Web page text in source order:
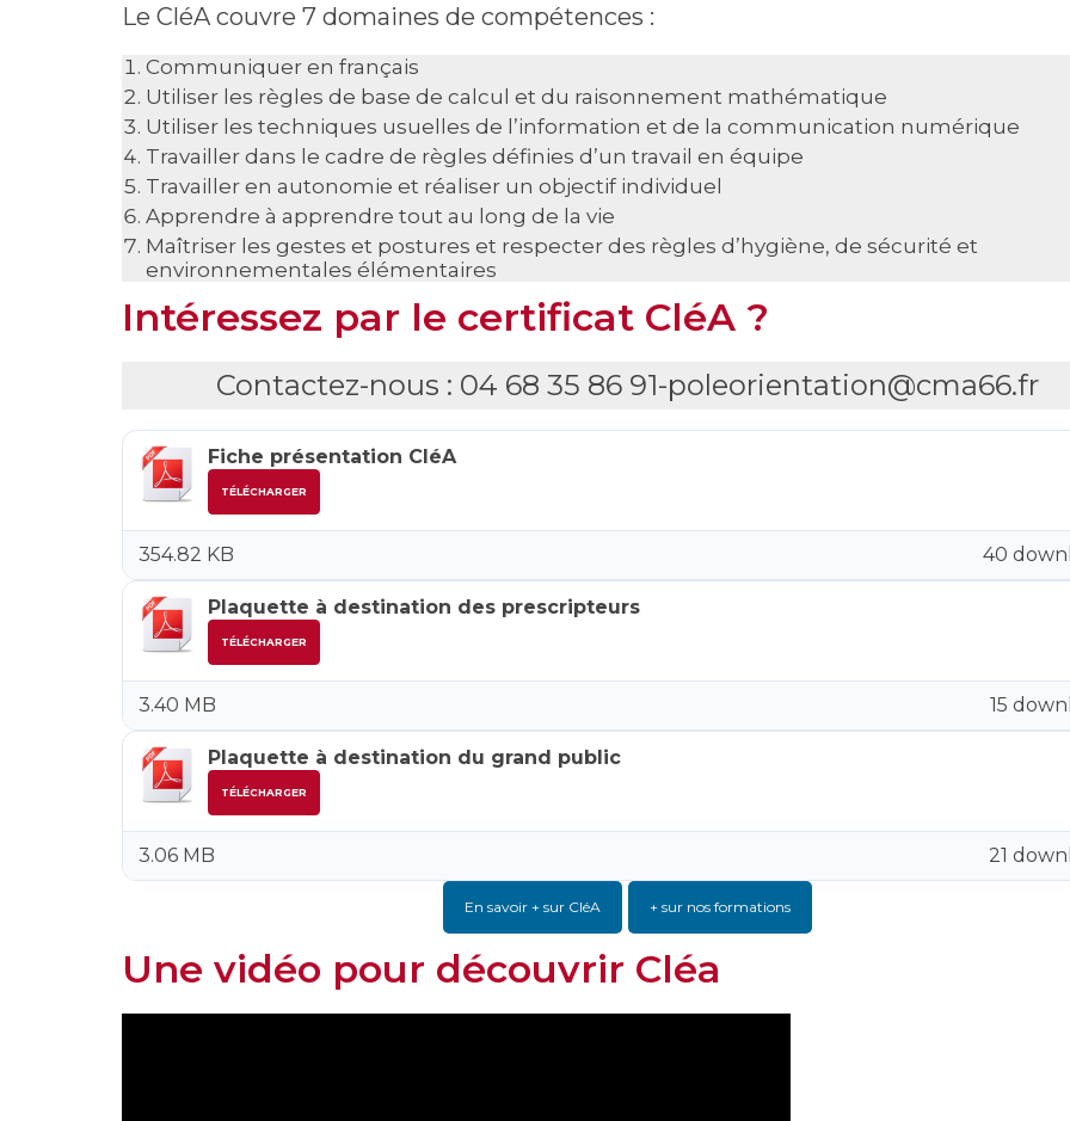
Le CléA couvre 7 domaines de compétences :
Communiquer en français
Utiliser les règles de base de calcul et du raisonnement mathématique
Utiliser les techniques usuelles de l’information et de la communication numérique
Travailler dans le cadre de règles définies d’un travail en équipe
Travailler en autonomie et réaliser un objectif individuel
Apprendre à apprendre tout au long de la vie
Maîtriser les gestes et postures et respecter des règles d’hygiène, de sécurité et
environnementales élémentaires
Intéressez par le certificat CléA ?
Contactez-nous : 04 68 35 86 91-poleorientation@cma66.fr
Fiche présentation CléA
TÉLÉCHARGER
40
354.82 KB
Plaquette à destination des prescripteurs
TÉLÉCHARGER
15
3.40 MB
Plaquette à destination du grand public
TÉLÉCHARGER
21
3.06 MB
En savoir + sur CléA + sur nos formations
Une vidéo pour découvrir Cléa